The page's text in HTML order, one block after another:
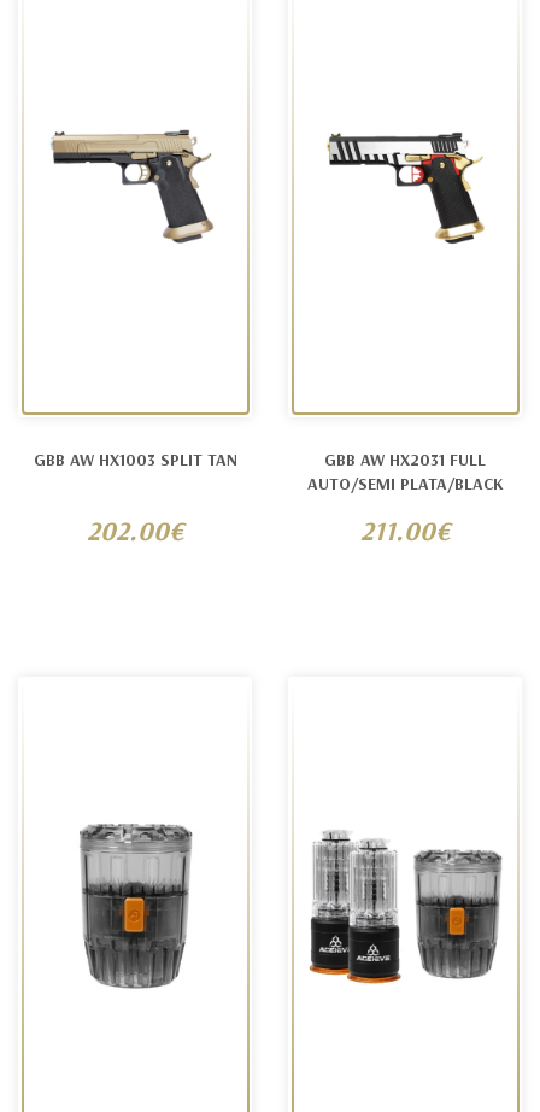
GBB AW HX1003 SPLIT TAN
202.00€
GBB AW HX2031 FULL
AUTO/SEMI PLATA/BLACK
211.00€